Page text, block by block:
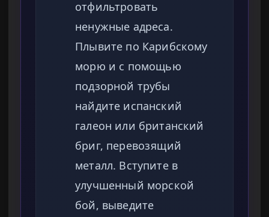
отфильтровать
ненужные адреса.
Плывите по Карибскому
морю и с помощью
подзорной трубы
найдите испанский
галеон или британский
бриг, перевозящий
металл. Вступите в
улучшенный морской
бой, выведите